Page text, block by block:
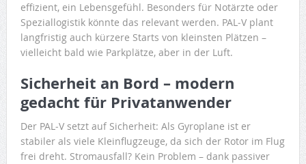
effizient, ein Lebensgefühl. Besonders für Notärzte oder
Speziallogistik könnte das relevant werden. PAL‑V plant
langfristig auch kürzere Starts von kleinsten Plätzen –
vielleicht bald wie Parkplätze, aber in der Luft.
Sicherheit an Bord – modern
gedacht für Privatanwender
Der PAL‑V setzt auf Sicherheit: Als Gyroplane ist er
stabiler als viele Kleinflugzeuge, da sich der Rotor im Flug
frei dreht. Stromausfall? Kein Problem – dank passiver